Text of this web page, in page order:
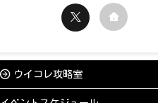
ウイコレ攻略室